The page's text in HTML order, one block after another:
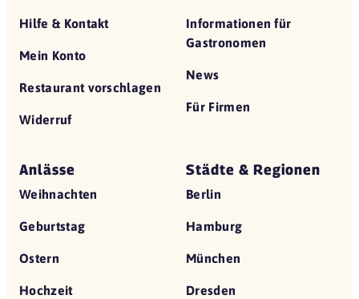
Hilfe & Kontakt
Mein Konto
Restaurant vorschlagen
Widerruf
Informationen für
Gastronomen
News
Für Firmen
Anlässe
Weihnachten
Geburtstag
Ostern
Hochzeit
Städte & Regionen
Berlin
Hamburg
München
Dresden